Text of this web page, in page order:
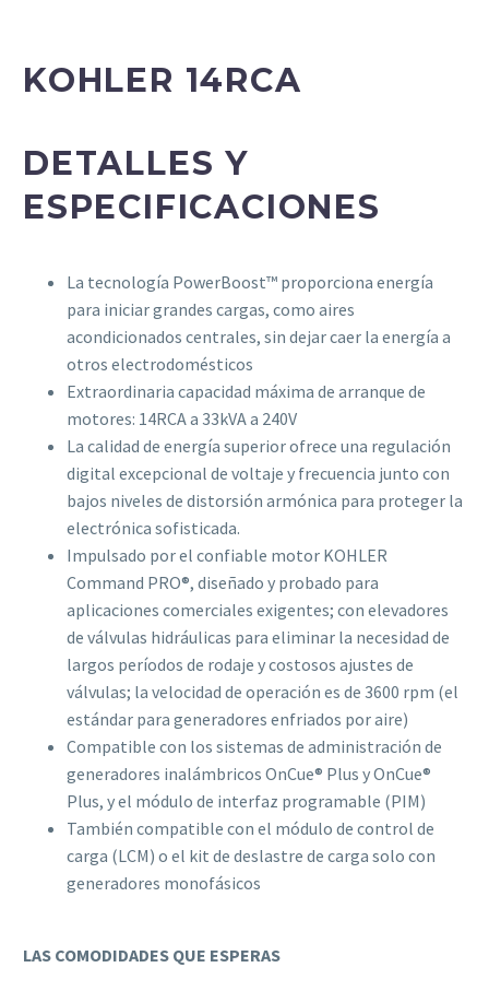
KOHLER 14RCA
DETALLES Y
ESPECIFICACIONES
La tecnología PowerBoost™ proporciona energía
para iniciar grandes cargas, como aires
acondicionados centrales, sin dejar caer la energía a
otros electrodomésticos
Extraordinaria capacidad máxima de arranque de
motores: 14RCA a 33kVA a 240V
La calidad de energía superior ofrece una regulación
digital excepcional de voltaje y frecuencia junto con
bajos niveles de distorsión armónica para proteger la
electrónica sofisticada.
Impulsado por el confiable motor KOHLER
Command PRO®, diseñado y probado para
aplicaciones comerciales exigentes; con elevadores
de válvulas hidráulicas para eliminar la necesidad de
largos períodos de rodaje y costosos ajustes de
válvulas; la velocidad de operación es de 3600 rpm (el
estándar para generadores enfriados por aire)
Compatible con los sistemas de administración de
generadores inalámbricos OnCue® Plus y OnCue®
Plus, y el módulo de interfaz programable (PIM)
También compatible con el módulo de control de
carga (LCM) o el kit de deslastre de carga solo con
generadores monofásicos
LAS COMODIDADES QUE ESPERAS